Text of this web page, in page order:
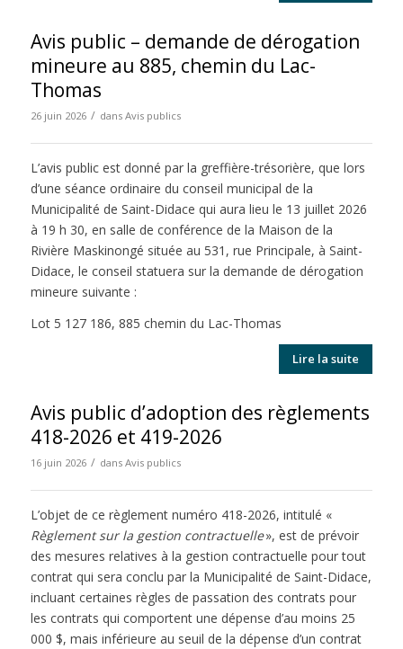
Avis public – demande de dérogation
mineure au 885, chemin du Lac-
Thomas
26 juin 2026 / dans Avis publics
L’avis public est donné par la greffière-trésorière, que lors
d’une séance ordinaire du conseil municipal de la
Municipalité de Saint-Didace qui aura lieu le 13 juillet 2026
à 19 h 30, en salle de conférence de la Maison de la
Rivière Maskinongé située au 531, rue Principale, à Saint-
Didace, le conseil statuera sur la demande de dérogation
mineure suivante :
Lot 5 127 186, 885 chemin du Lac-Thomas
Lire la suite
Avis public d’adoption des règlements
418-2026 et 419-2026
16 juin 2026 / dans Avis publics
L’objet de ce règlement numéro 418-2026, intitulé «
Règlement sur la gestion contractuelle», est de prévoir
des mesures relatives à la gestion contractuelle pour tout
contrat qui sera conclu par la Municipalité de Saint-Didace,
incluant certaines règles de passation des contrats pour
les contrats qui comportent une dépense d’au moins 25
000 $, mais inférieure au seuil de la dépense d’un contrat